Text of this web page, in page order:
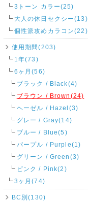
3トーン カラー(25)
大人の休日セクシー(13)
個性派攻めカラコン(22)
使用期間(203)
1年(73)
6ヶ月(56)
ブラック / Black(4)
ブラウン / Brown(24)
ヘーゼル / Hazel(3)
グレー / Gray(14)
ブルー / Blue(5)
パープル / Purple(1)
グリーン / Green(3)
ピンク / Pink(2)
3ヶ月(74)
BC別(130)